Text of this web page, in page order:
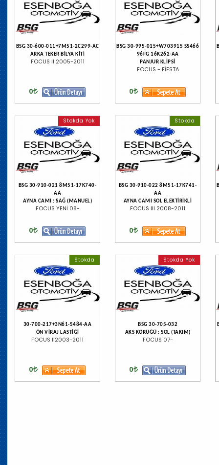
BSG 30-600-011+7M51-2C299-AC
ARKA TEKER BİLYA KİTİ
FOCUS II 2005-2011
0
BSG 30-995-015+W703915 SS466
96FG 16K262-AA
PANJUR KLİPSİ
FOCUS - FİESTA
0
Stokda Yok
BSG 30-910-021 8M51-17K740-
AA
AYNA CAMI : SAĞ (MANUEL)
FOCUS YENİ 08-
0
Stokda
BSG 30-910-022 8M51-17K741-
AA
AYNA CAMI SOL ELEKTİRİKLİ
FOCUS III 2008-2011
0
Stokda
30-700-217+3N61-5484-AA
ÖN VİRAJ LASTİĞİ
FOCUS II2003-2011
0
Stokda Yok
BSG 30-705-032
AKS KÖRÜĞÜ : SOL (TAKIM)
FOCUS 07-
0